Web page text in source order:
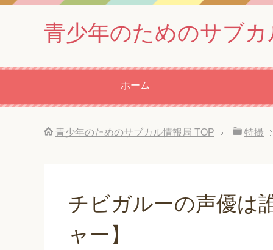
青少年のためのサブカ
ホーム
青少年のためのサブカル情報局 TOP 特撮
チビガルーの声優は
ャー】